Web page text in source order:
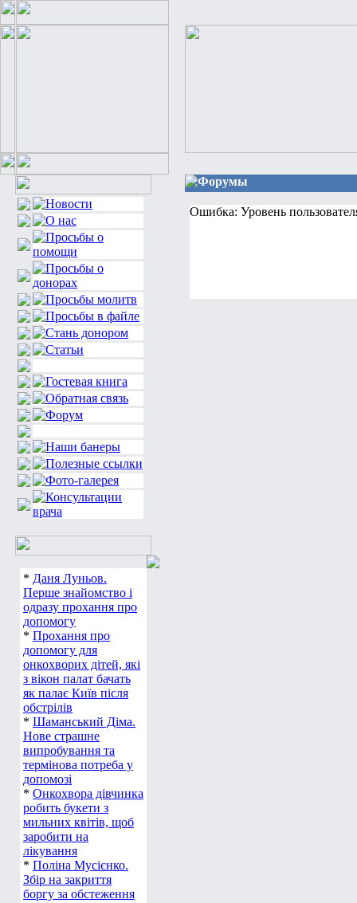
* Даня Луньов.
Перше знайомство і
одразу прохання про
допомогу
* Прохання про
допомогу для
онкохворих дітей, які
з вікон палат бачать
як палає Київ після
обстрілів
* Шаманський Діма.
Нове страшне
випробування та
термінова потреба у
допомозі
* Онкохвора дівчинка
робить букети з
мильних квітів, щоб
заробити на
лікування
* Поліна Мусієнко.
Збір на закриття
боргу за обстеження
Форумы
Ошибка: Уровень